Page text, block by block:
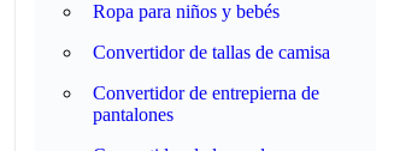
Ropa para niños y bebés
Convertidor de tallas de camisa
Convertidor de entrepierna de
pantalones